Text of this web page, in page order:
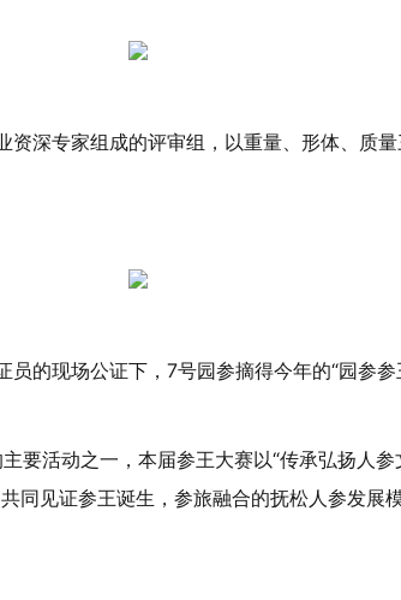
资深专家组成的评审组，以重量、形体、质
的现场公证下，7号园参摘得今年的“园参参
要活动之一，本届参王大赛以“传承弘扬人
同见证参王诞生，参旅融合的抚松人参发展